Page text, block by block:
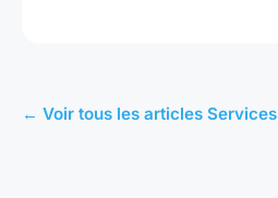
← Voir tous les articles Services